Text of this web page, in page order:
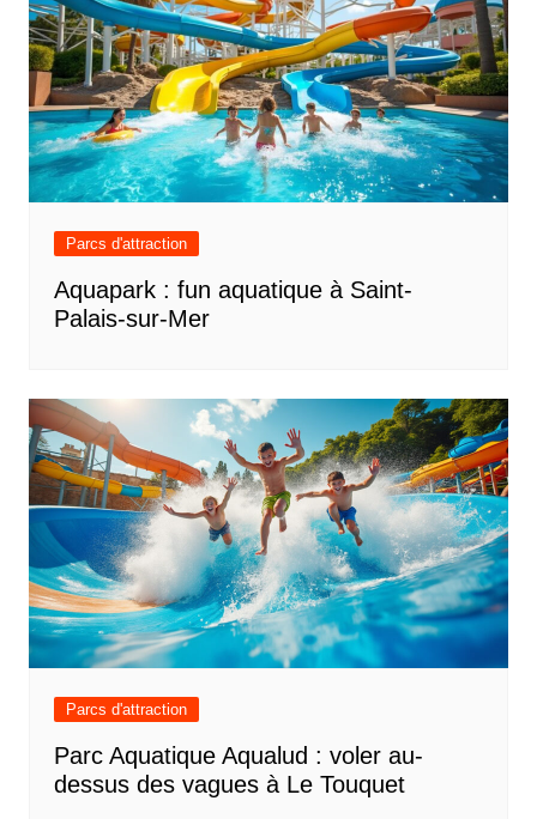
Parcs d'attraction
Aquapark : fun aquatique à Saint-
Palais-sur-Mer
Parcs d'attraction
Parc Aquatique Aqualud : voler au-
dessus des vagues à Le Touquet